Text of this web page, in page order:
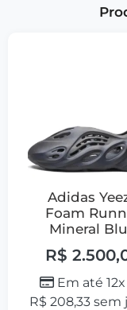
Adidas
Foam
Mineral
R$
Em até
R$ 208,33 sem